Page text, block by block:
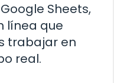
Sheets,
línea que
trabajar en
real.